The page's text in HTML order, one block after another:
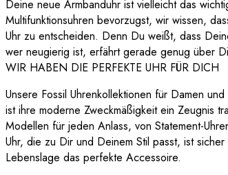
Deine neue Armbanduhr ist vielleicht das
Multifunktionsuhren bevorzugst, wir wissen,
Uhr zu entscheiden. Denn Du weißt, dass
wer neugierig ist, erfährt gerade genug über
WIR HABEN DIE PERFEKTE UHR FÜR DICH
Unsere Fossil Uhrenkollektionen für Damen
ist ihre moderne Zweckmäßigkeit ein Zeugnis
Modellen für jeden Anlass, von Statement-
Uhr, die zu Dir und Deinem Stil passt, ist
Lebenslage das perfekte Accessoire.